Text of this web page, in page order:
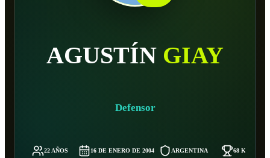
AGUSTÍN GIAY
Defensor
22 AÑOS 16 DE ENERO DE 2004 ARGENTINA 68 KG